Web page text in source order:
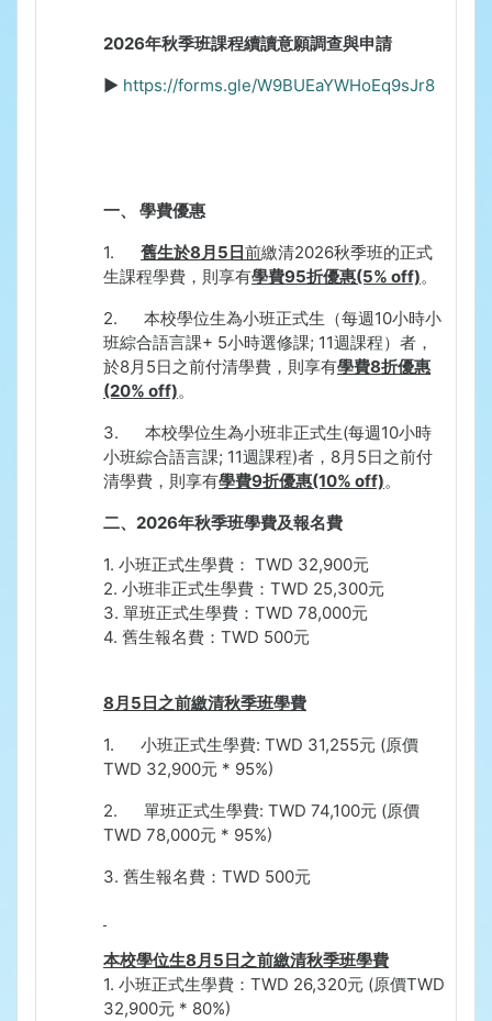
2026年秋季班課程續讀意願調查與申請
► https://forms.gle/W9BUEaYWHoEq9sJr8
一、 學費優惠
1. 舊生於8月5日前繳清2026秋季班的正式
生課程學費，則享有學費95折優惠(5% off)。
2. 本校學位生為小班正式生（每週10小時小
班綜合語言課+ 5小時選修課; 11週課程）者，
於8月 5日之前付清學費，則享有學費8折優惠
(20% off)。
3. 本校學位生為小班非正式生(每週10小時
小班綜合語言課; 11週課程)者， 8月 5日之前付
清學費，則享有學費9折優惠(10% off)。
二、 2026年秋季班學費及報名費
1. 小班正式生學費： TWD 32,900元
2. 小班非正式生學費： TWD 25,300元
3. 單班正式生學費： TWD 78,000元
4. 舊生報名費： TWD 500元
8月5日之前繳清秋季班學費
1. 小班正式生學費: TWD 31,255元 (原價
TWD 32,900元 * 95%)
2. 單班正式生學費: TWD 74,100元 (原價
TWD 78,000元 * 95%)
3. 舊生報名費： TWD 500元
本校學位生8月5日之前繳清秋季班學費
1. 小班正式生學費： TWD 26,320元 (原價TWD
32,900元 * 80%)